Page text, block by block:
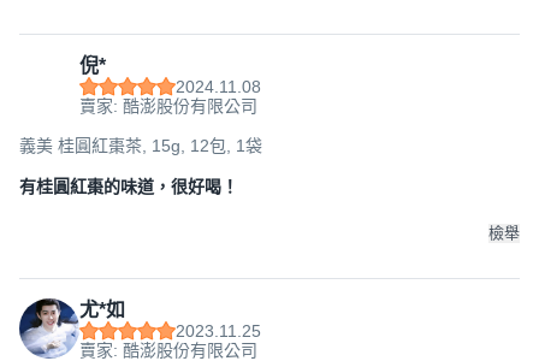
倪*
2024.11.08
賣家: 酷澎股份有限公司
義美 桂圓紅棗茶, 15g, 12包, 1袋
有桂圓紅棗的味道，很好喝！
檢舉
尤*如
2023.11.25
賣家: 酷澎股份有限公司